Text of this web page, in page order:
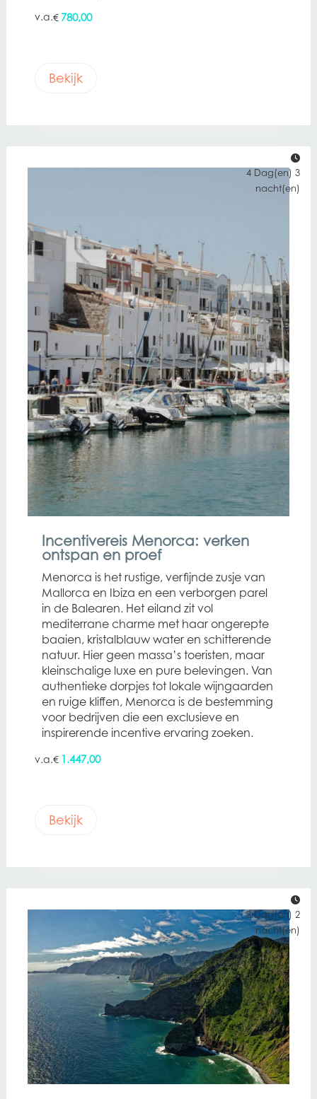
€ 780,00
Bekijk
Incentivereis Menorca: verken
ontspan en proef
Menorca is het rustige, verfijnde zusje van
Mallorca en Ibiza en een verborgen parel
in de Balearen. Het eiland zit vol
mediterrane charme met haar ongerepte
baaien, kristalblauw water en schitterende
natuur. Hier geen massa’s toeristen, maar
kleinschalige luxe en pure belevingen. Van
authentieke dorpjes tot lokale wijngaarden
en ruige kliffen, Menorca is de bestemming
voor bedrijven die een exclusieve en
inspirerende incentive ervaring zoeken.
4 Dag(en) 3
nacht(en)
€ 1.447,00
Bekijk
3 Dag(en) 2
nacht(en)